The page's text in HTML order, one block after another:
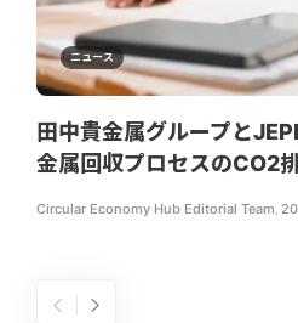
ニュース
田中貴金属グループと
金属回収プロセスのCO2
Circular Economy Hub Editorial Team,